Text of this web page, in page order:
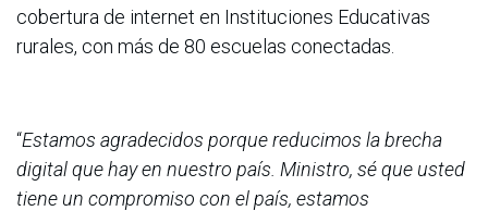
cobertura de internet en Instituciones Educativas
rurales, con más de 80 escuelas conectadas.
“Estamos agradecidos porque reducimos la brecha
digital que hay en nuestro país. Ministro, sé que usted
tiene un compromiso con el país, estamos